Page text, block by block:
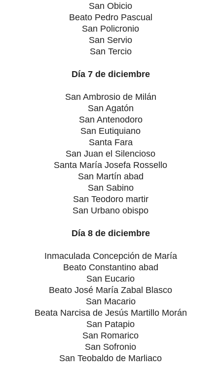
San Obicio
Beato Pedro Pascual
San Policronio
San Servio
San Tercio
Día 7 de diciembre
San Ambrosio de Milán
San Agatón
San Antenodoro
San Eutiquiano
Santa Fara
San Juan el Silencioso
Santa María Josefa Rossello
San Martín abad
San Sabino
San Teodoro martir
San Urbano obispo
Día 8 de diciembre
Inmaculada Concepción de María
Beato Constantino abad
San Eucario
Beato José María Zabal Blasco
San Macario
Beata Narcisa de Jesús Martillo Morán
San Patapio
San Romarico
San Sofronio
San Teobaldo de Marliaco